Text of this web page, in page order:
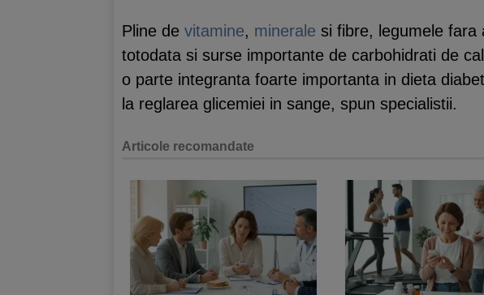
Pline de vitamine, minerale si fibre, legumele fara
totodata si surse importante de carbohidrati de
o parte integranta foarte importanta in dieta
la reglarea glicemiei in sange, spun specialistii.
Articole recomandate